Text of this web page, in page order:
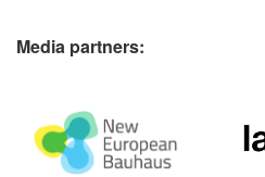
Media partners: